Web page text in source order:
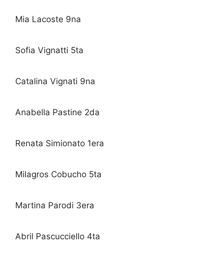
Mia Lacoste 9na
Sofia Vignatti 5ta
Catalina Vignati 9na
Anabella Pastine 2da
Renata Simionato 1era
Milagros Cobucho 5ta
Martina Parodi 3era
Abril Pascucciello 4ta